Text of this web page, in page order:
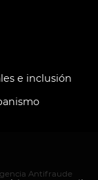
e inclusión
Antifraude